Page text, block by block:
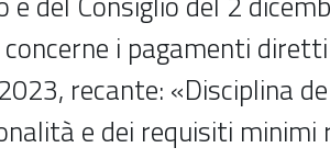
i pagamenti
recante: «Disciplina
e dei requisiti